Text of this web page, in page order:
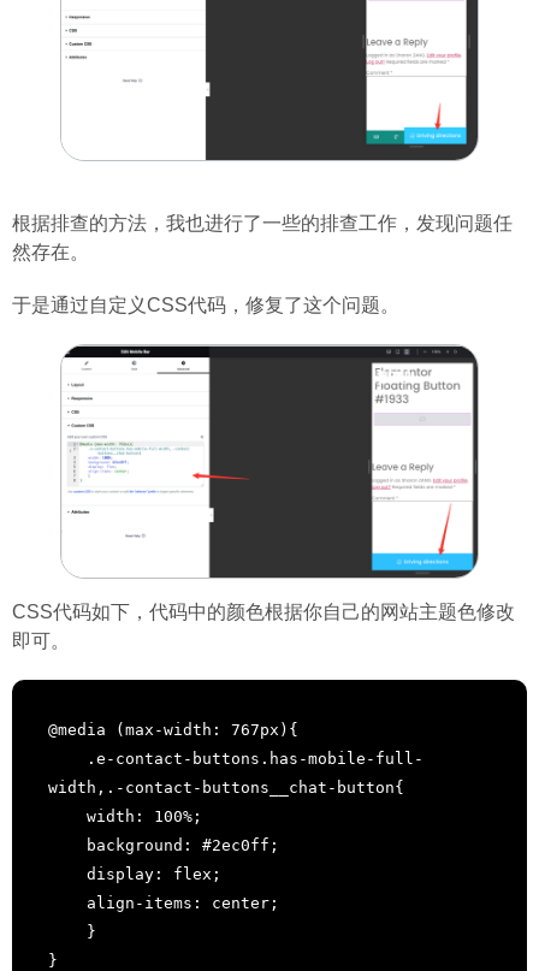
根据排查的方法，我也进行了一些的排查工作，发现问题任
然存在。
于是通过自定义CSS代码，修复了这个问题。
CSS代码如下，代码中的颜色根据你自己的网站主题色修改
即可。
@media (max-width: 767px){
width,.-contact-buttons__chat-button{
}